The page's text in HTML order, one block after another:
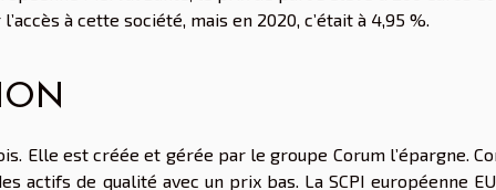
à cette société, mais en 2020, c’était à 4,95 %.
Elle est créée et gérée par le groupe Corum l’épargne.
actifs de qualité avec un prix bas. La SCPI européenne